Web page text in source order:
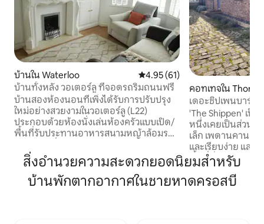
บ้านใน Waterloo คะแนนเฉลี่ย 4.95 จาก 5, 61 รีวิว
4.95 (61)
บ้านทั้งหลัง วอเตอร์ลู ที่จอดรถริมถนนฟรี
บ้านสองห้องนอนที่เพิ่งได้รับการปรับปรุง
ใหม่อย่างสวยงามในวอเตอร์ลู (L22)
ประกอบด้วยห้องนั่งเล่นห้องครัวแบบเปิด/
พื้นที่รับประทานอาหารสนามหญ้าล้อมรอบ
ห้องทำงานและห้องน้ำ บ้านหลังนี้อยู่ใกล้
กับ Anthony Gormley's Iron Men,
Lakeside Adventure Centre, Crosby
Coastal Park, ร้านค้า, บาร์และร้านอาหาร
คอทเทจใน
เดอะชิปเพนบาร์น
ลิเวอร์พูล
'The Shippen' เป็
หนึ่งเคยเป็นส่วนห
เล็ก เพดานคานสูง
และเรียบง่าย และ
พื้นที่นั่งเล่นอบอุ่น
เข้าพักหลายคนก
ในการสำรวจเมือ
สิ่งอำนวยความสะดวกยอดนิยมสำหรับ
บ้านพักตากอากาศในชายหาดครอสบี